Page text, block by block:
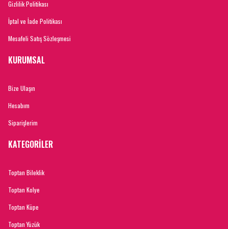
Gizlilik Politikası
İptal ve İade Politikası
Mesafeli Satış Sözleşmesi
KURUMSAL
Bize Ulaşın
Hesabım
Siparişlerim
KATEGORİLER
Toptan Bileklik
Toptan Kolye
Toptan Küpe
Toptan Yüzük